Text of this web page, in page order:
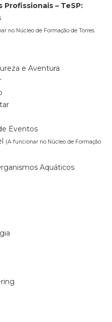
– TeSP:
no Núcleo de Formação de Torres
e Aventura
Eventos
(A funcionar no Núcleo de Formação
Aquáticos